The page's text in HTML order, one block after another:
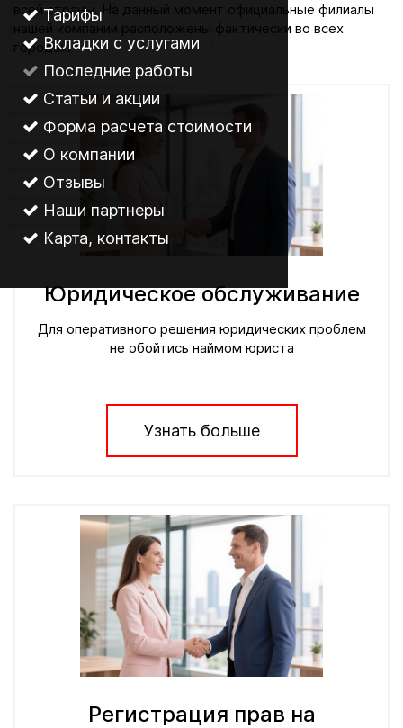
Тарифы
Вкладки с услугами
Последние работы
Статьи и акции
Форма расчета стоимости
О компании
Отзывы
Наши партнеры
Карта, контакты
всей страны. На данный момент официальные филиалы
нашей компании расположены фактически во всех
городах.
Юридическое обслуживание
Для оперативного решения юридических проблем
не обойтись наймом юриста
Узнать больше
Регистрация прав на